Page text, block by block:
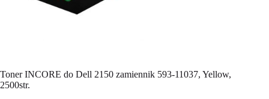
Toner INCORE do Dell 2150 zamiennik 593-11037, Yellow,
2500str.